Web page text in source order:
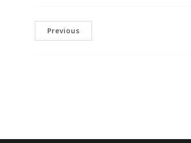
Previous